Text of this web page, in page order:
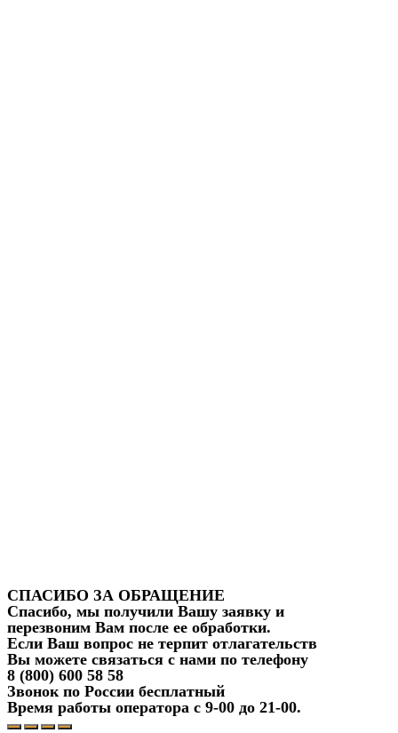
СПАСИБО ЗА ОБРАЩЕНИЕ
Спасибо, мы получили Вашу заявку и
перезвоним Вам после ее обработки.
Если Ваш вопрос не терпит отлагательств
Вы можете связаться с нами по телефону
8 (800) 600 58 58
Звонок по России бесплатный
Время работы оператора с 9-00 до 21-00.